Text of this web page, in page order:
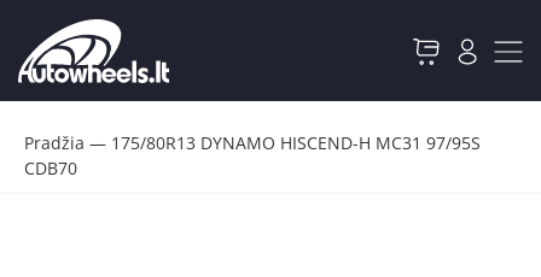
Pradžia — 175/80R13 DYNAMO HISCEND-H MC31 97/95S
CDB70